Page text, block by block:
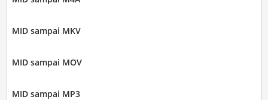
MID sampai MKV
MID sampai MOV
MID sampai MP3